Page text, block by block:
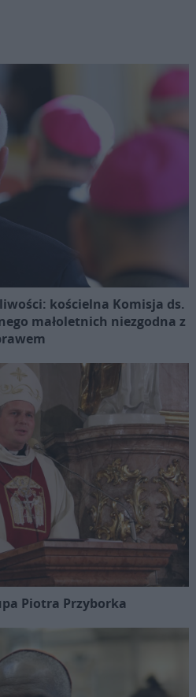
kościelna Komisja ds.
małoletnich niezgodna z
Piotra Przyborka